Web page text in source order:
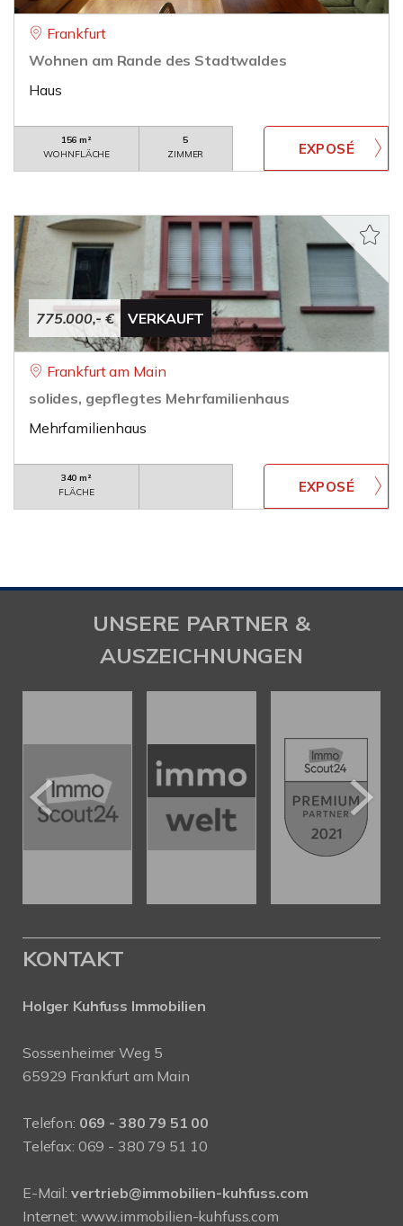
Frankfurt
Wohnen am Rande des Stadtwaldes
Haus
156 m²
WOHNFLÄCHE
5
ZIMMER
775.000,- € VERKAUFT
Frankfurt am Main
solides, gepflegtes Mehrfamilienhaus
Mehrfamilienhaus
340 m²
FLÄCHE
UNSERE PARTNER &
AUSZEICHNUNGEN
KONTAKT
Holger Kuhfuss Immobilien
Sossenheimer Weg 5
65929 Frankfurt am Main
Telefon: 069 - 380 79 51 00
Telefax: 069 - 380 79 51 10
E-Mail: vertrieb@immobilien-kuhfuss.com
Internet: www.immobilien-kuhfuss.com